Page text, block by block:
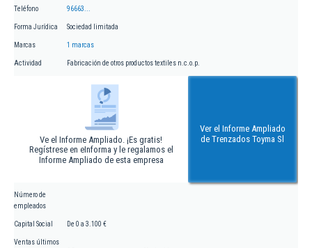
Teléfono 96663...
Forma Jurídica Sociedad limitada
Marcas 1 marcas
Actividad Fabricación de otros productos textiles n.c.o.p.
Ve el Informe Ampliado. ¡Es gratis!
Regístrese en eInforma y le regalamos el
Informe Ampliado de esta empresa
Ver el Informe Ampliado
de Trenzados Toyma Sl
Número de
empleados
Capital Social De 0 a 3.100 €
Ventas últimos